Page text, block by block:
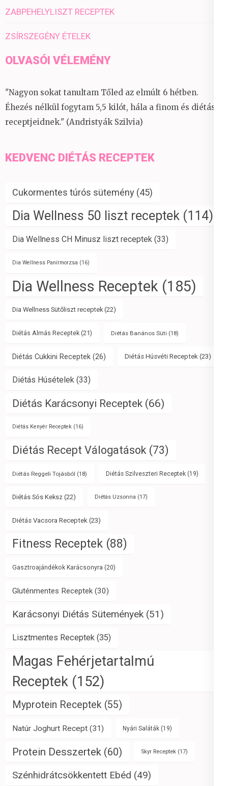
ZABPEHELYLISZT RECEPTEK
ZSÍRSZEGÉNY ÉTELEK
OLVASÓI VÉLEMÉNY
"Nagyon sokat tanultam Tőled az elmúlt 6 hétben.
Éhezés nélkül fogytam 5,5 kilót, hála a finom és diétás
receptjeidnek." (Andristyák Szilvia)
KEDVENC DIÉTÁS RECEPTEK
Cukormentes túrós sütemény (45)
Dia Wellness 50 liszt receptek (114)
Dia Wellness CH Minusz liszt receptek (33)
Dia Wellness Panírmorzsa (16)
Dia Wellness Receptek (185)
Dia Wellness Sütőliszt receptek(22)
Diétás Almás Receptek (21) Diétás Banános Süti (18)
Diétás Cukkini Receptek (26) Diétás Húsvéti Receptek (23)
Diétás Húsételek (33)
Diétás Karácsonyi Receptek (66)
Diétás Kenyér Receptek (16)
Diétás Recept Válogatások (73)
Diétás Reggeli Tojásból (18) Diétás Szilveszteri Receptek (19)
Diétás Sós Keksz (22) Diétás Uzsonna (17)
Diétás Vacsora Receptek (23)
Fitness Receptek (88)
Gasztroajándékok Karácsonyra (20)
Gluténmentes Receptek (30)
Karácsonyi Diétás Sütemények (51)
Lisztmentes Receptek (35)
Magas Fehérjetartalmú
Receptek (152)
Myprotein Receptek (55)
Natúr Joghurt Recept (31) Nyári Saláták (19)
Protein Desszertek (60) Skyr Receptek (17)
Szénhidrátcsökkentett Ebéd (49)